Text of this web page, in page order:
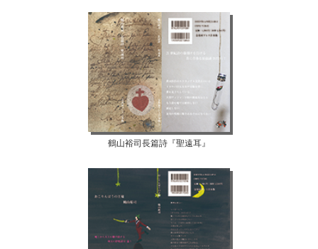
鶴山裕司長篇詩『聖遠耳』